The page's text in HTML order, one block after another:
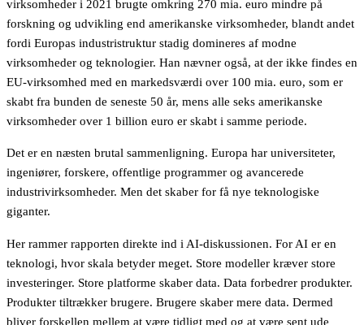
virksomheder i 2021 brugte omkring 270 mia. euro mindre på
forskning og udvikling end amerikanske virksomheder, blandt andet
fordi Europas industristruktur stadig domineres af modne
virksomheder og teknologier. Han nævner også, at der ikke findes en
EU-virksomhed med en markedsværdi over 100 mia. euro, som er
skabt fra bunden de seneste 50 år, mens alle seks amerikanske
virksomheder over 1 billion euro er skabt i samme periode.
Det er en næsten brutal sammenligning. Europa har universiteter,
ingeniører, forskere, offentlige programmer og avancerede
industrivirksomheder. Men det skaber for få nye teknologiske
giganter.
Her rammer rapporten direkte ind i AI-diskussionen. For AI er en
teknologi, hvor skala betyder meget. Store modeller kræver store
investeringer. Store platforme skaber data. Data forbedrer produkter.
Produkter tiltrækker brugere. Brugere skaber mere data. Dermed
bliver forskellen mellem at være tidligt med og at være sent ude